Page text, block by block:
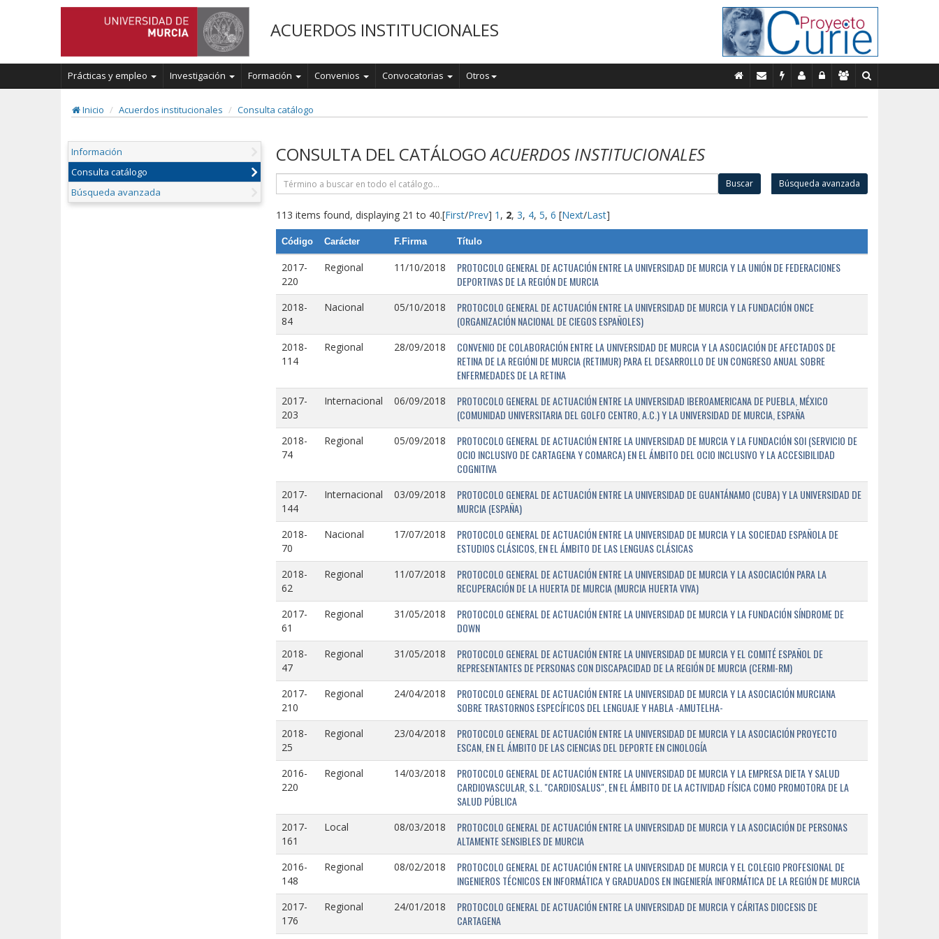
ACUERDOS INSTITUCIONALES
Prácticas y empleo Investigación Formación Convenios Convocatorias Otros
Inicio Acuerdos institucionales Consulta catálogo
Información
Consulta catálogo
Búsqueda avanzada
CONSULTA DEL CATÁLOGOACUERDOS INSTITUCIONALES
Buscar Búsqueda avanzada
113 items found, displaying 21 to 40.[First/Prev] 1 , 2, 3, 4, 5, 6 [Next/Last]
Código Carácter F.Firma Título
2017-
220
Regional 11/10/2018
PROTOCOLO GENERAL DE ACTUACIÓN ENTRE LA UNIVERSIDAD DE MURCIA Y LA UNIÓN DE FEDERACIONES
DEPORTIVAS DE LA REGIÓN DE MURCIA
2018-
84
Nacional 05/10/2018
PROTOCOLO GENERAL DE ACTUACIÓN ENTRE LA UNIVERSIDAD DE MURCIA Y LA FUNDACIÓN ONCE
(ORGANIZACIÓN NACIONAL DE CIEGOS ESPAÑOLES)
2018-
114
Regional 28/09/2018
CONVENIO DE COLABORACIÓN ENTRE LA UNIVERSIDAD DE MURCIA Y LA ASOCIACIÓN DE AFECTADOS DE
RETINA DE LA REGIÓNI DE MURCIA (RETIMUR) PARA EL DESARROLLO DE UN CONGRESO ANUAL SOBRE
ENFERMEDADES DE LA RETINA
2017-
203
Internacional 06/09/2018
PROTOCOLO GENERAL DE ACTUACIÓN ENTRE LA UNIVERSIDAD IBEROAMERICANA DE PUEBLA, MÉXICO
(COMUNIDAD UNIVERSITARIA DEL GOLFO CENTRO, A.C.) Y LA UNIVERSIDAD DE MURCIA, ESPAÑA
2018-
74
Regional 05/09/2018
PROTOCOLO GENERAL DE ACTUACIÓN ENTRE LA UNIVERSIDAD DE MURCIA Y LA FUNDACIÓN SOI (SERVICIO DE
OCIO INCLUSIVO DE CARTAGENA Y COMARCA) EN EL ÁMBITO DEL OCIO INCLUSIVO Y LA ACCESIBILIDAD
COGNITIVA
2017-
144
Internacional 03/09/2018
PROTOCOLO GENERAL DE ACTUACIÓN ENTRE LA UNIVERSIDAD DE GUANTÁNAMO (CUBA) Y LA UNIVERSIDAD DE
MURCIA (ESPAÑA)
2018-
70
Nacional 17/07/2018
PROTOCOLO GENERAL DE ACTUACIÓN ENTRE LA UNIVERSIDAD DE MURCIA Y LA SOCIEDAD ESPAÑOLA DE
ESTUDIOS CLÁSICOS, EN EL ÁMBITO DE LAS LENGUAS CLÁSICAS
2018-
62
Regional 11/07/2018
PROTOCOLO GENERAL DE ACTUACIÓN ENTRE LA UNIVERSIDAD DE MURCIA Y LA ASOCIACIÓN PARA LA
RECUPERACIÓN DE LA HUERTA DE MURCIA (MURCIA HUERTA VIVA)
2017-
61
Regional 31/05/2018
PROTOCOLO GENERAL DE ACTUACIÓN ENTRE LA UNIVERSIDAD DE MURCIA Y LA FUNDACIÓN SÍNDROME DE
DOWN
2018-
47
Regional 31/05/2018
PROTOCOLO GENERAL DE ACTUACIÓN ENTRE LA UNIVERSIDAD DE MURCIA Y EL COMITÉ ESPAÑOL DE
REPRESENTANTES DE PERSONAS CON DISCAPACIDAD DE LA REGIÓN DE MURCIA (CERMI-RM)
2017-
210
Regional 24/04/2018
PROTOCOLO GENERAL DE ACTUACIÓN ENTRE LA UNIVERSIDAD DE MURCIA Y LA ASOCIACIÓN MURCIANA
SOBRE TRASTORNOS ESPECÍFICOS DEL LENGUAJE Y HABLA -AMUTELHA-
2018-
25
Regional 23/04/2018
PROTOCOLO GENERAL DE ACTUACIÓN ENTRE LA UNIVERSIDAD DE MURCIA Y LA ASOCIACIÓN PROYECTO
ESCAN, EN EL ÁMBITO DE LAS CIENCIAS DEL DEPORTE EN CINOLOGÍA
2016-
220
Regional 14/03/2018
PROTOCOLO GENERAL DE ACTUACIÓN ENTRE LA UNIVERSIDAD DE MURCIA Y LA EMPRESA DIETA Y SALUD
CARDIOVASCULAR, S.L. "CARDIOSALUS", EN EL ÁMBITO DE LA ACTIVIDAD FÍSICA COMO PROMOTORA DE LA
SALUD PÚBLICA
2017-
161
Local 08/03/2018
PROTOCOLO GENERAL DE ACTUACIÓN ENTRE LA UNIVERSIDAD DE MURCIA Y LA ASOCIACIÓN DE PERSONAS
ALTAMENTE SENSIBLES DE MURCIA
2016-
148
Regional 08/02/2018
PROTOCOLO GENERAL DE ACTUACIÓN ENTRE LA UNIVERSIDAD DE MURCIA Y EL COLEGIO PROFESIONAL DE
INGENIEROS TÉCNICOS EN INFORMÁTICA Y GRADUADOS EN INGENIERÍA INFORMÁTICA DE LA REGIÓN DE MURCIA
2017-
176
Regional 24/01/2018
PROTOCOLO GENERAL DE ACTUACIÓN ENTRE LA UNIVERSIDAD DE MURCIA Y CÁRITAS DIOCESIS DE
CARTAGENA